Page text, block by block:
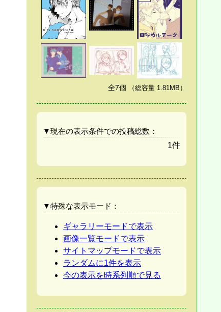
全7個 （総容量 1.81MB）
▼現在の表示条件での投稿総数：
1件
▼特殊な表示モード：
ギャラリーモードで表示
画像一覧モードで表示
サイトマップモードで表示
ランダムに1件を表示
今の表示を時系列順で見る